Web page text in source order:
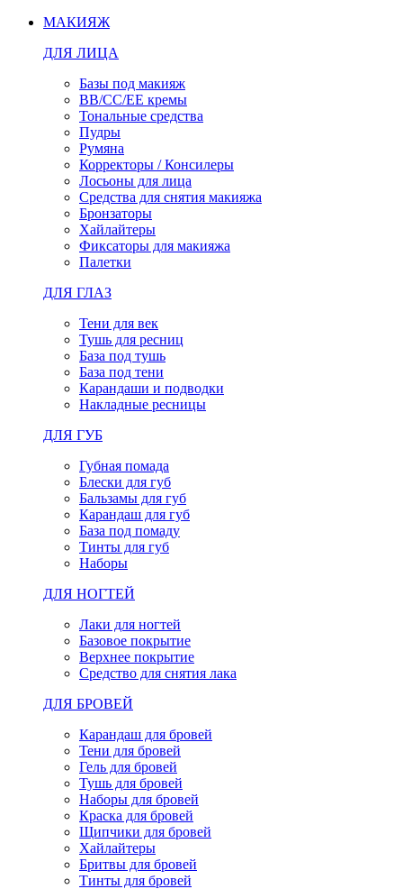
МАКИЯЖ
ДЛЯ ЛИЦА
Базы под макияж
BB/CC/EE кремы
Тональные средства
Пудры
Румяна
Корректоры / Консилеры
Лосьоны для лица
Средства для снятия макияжа
Бронзаторы
Хайлайтеры
Фиксаторы для макияжа
Палетки
ДЛЯ ГЛАЗ
Тени для век
Тушь для ресниц
База под тушь
База под тени
Карандаши и подводки
Накладные ресницы
ДЛЯ ГУБ
Губная помада
Блески для губ
Бальзамы для губ
Карандаш для губ
База под помаду
Тинты для губ
Наборы
ДЛЯ НОГТЕЙ
Лаки для ногтей
Базовое покрытие
Верхнее покрытие
Средство для снятия лака
ДЛЯ БРОВЕЙ
Карандаш для бровей
Тени для бровей
Гель для бровей
Тушь для бровей
Наборы для бровей
Краска для бровей
Щипчики для бровей
Хайлайтеры
Бритвы для бровей
Тинты для бровей